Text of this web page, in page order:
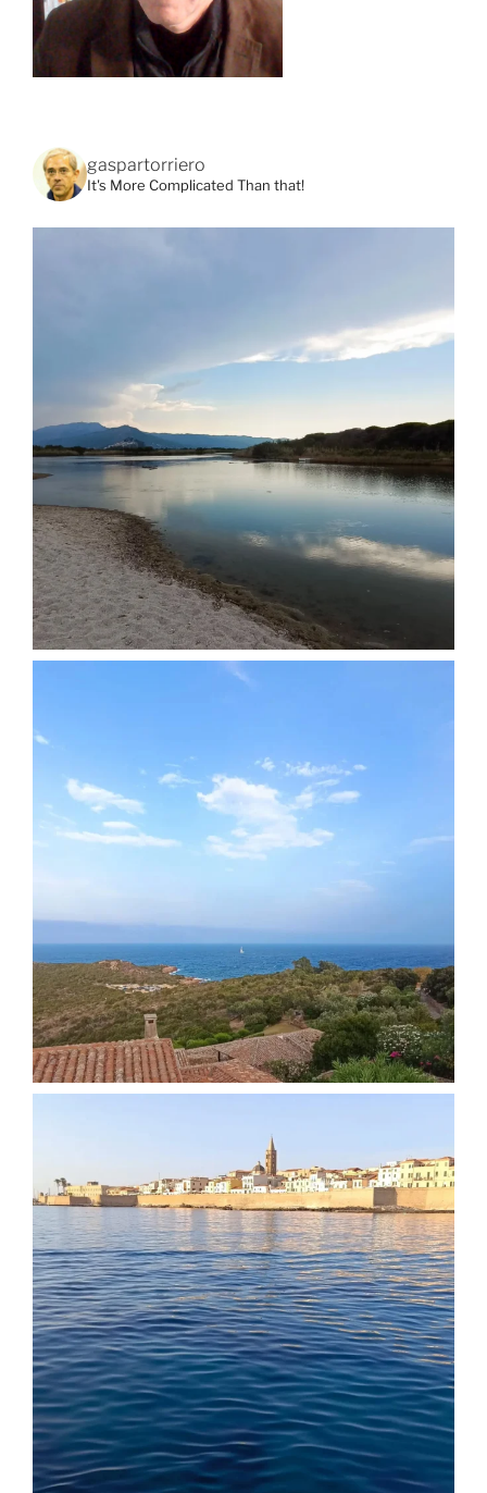
gaspartorriero
It's More Complicated Than that!